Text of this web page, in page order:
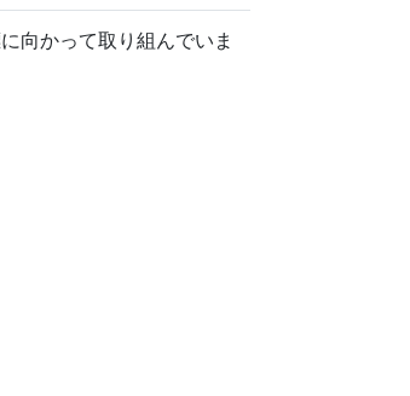
向かって取り組んでいま